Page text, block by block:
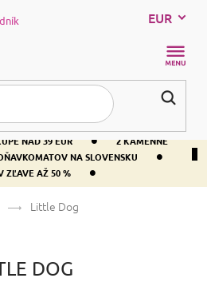
NAD 39 EUR •
2 KAMENNÉ
NA SLOVENSKU
•
ZĽAVE AŽ 50 % •
EUR
Little Dog
DOG